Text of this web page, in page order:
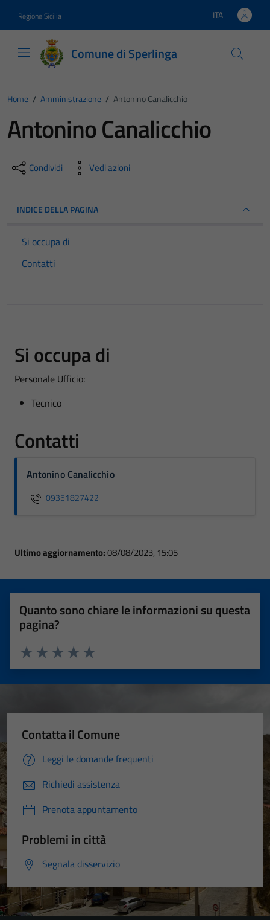
Regione Sicilia Lingua attiva:
ITA
Comune di Sperlinga
Home / Amministrazione / Antonino Canalicchio
Antonino Canalicchio
Condividi Vedi azioni
INDICE DELLA PAGINA
Si occupa di
Contatti
Si occupa di
Personale Ufficio:
Tecnico
Contatti
Antonino Canalicchio
09351827422
Ultimo aggiornamento:08/08/2023, 15:05
Quanto sono chiare le informazioni su questa
pagina?
Valuta 5 stelle su 5
Valuta 4 stelle su 5
Valuta 3 stelle su 5
Valuta 2 stelle su 5
Valuta 1 stelle su 5
Contatta il Comune
Leggi le domande frequenti
Richiedi assistenza
Prenota appuntamento
Problemi in città
Segnala disservizio